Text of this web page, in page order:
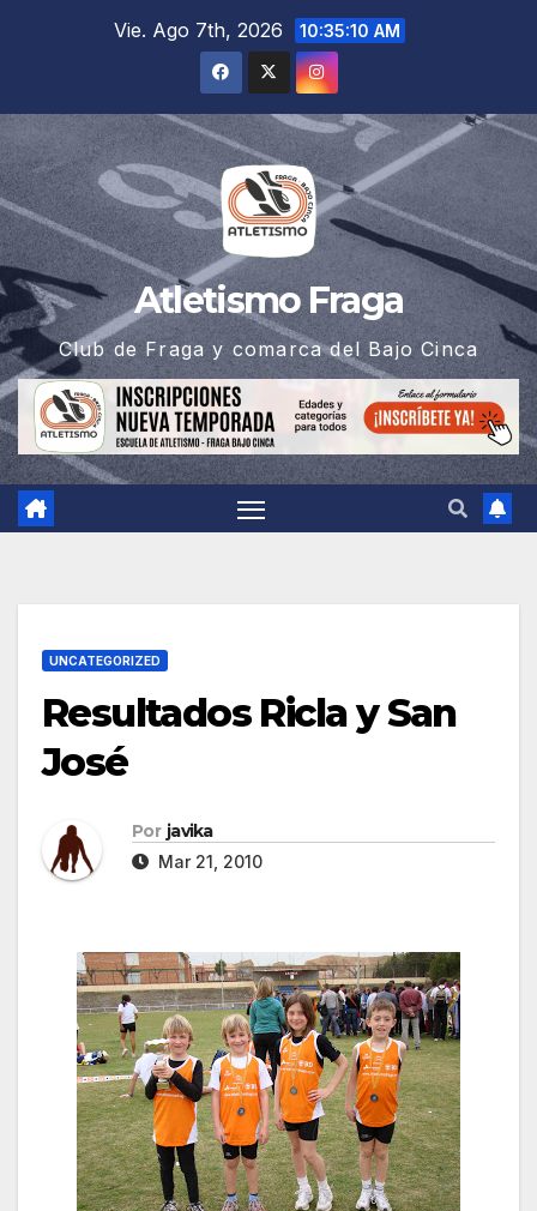
Vie. Ago 7th, 2026 10:35:11 AM
Atletismo Fraga
Club de Fraga y comarca del Bajo Cinca
UNCATEGORIZED
Resultados Ricla y San
José
Por javika
Mar 21, 2010